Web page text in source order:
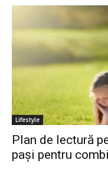
Lifestyle
Plan de lectură
pași pentru